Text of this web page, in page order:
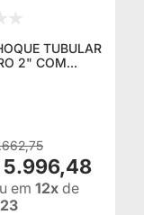
TUBULAR
2" COM
5.996,48
em 12x de